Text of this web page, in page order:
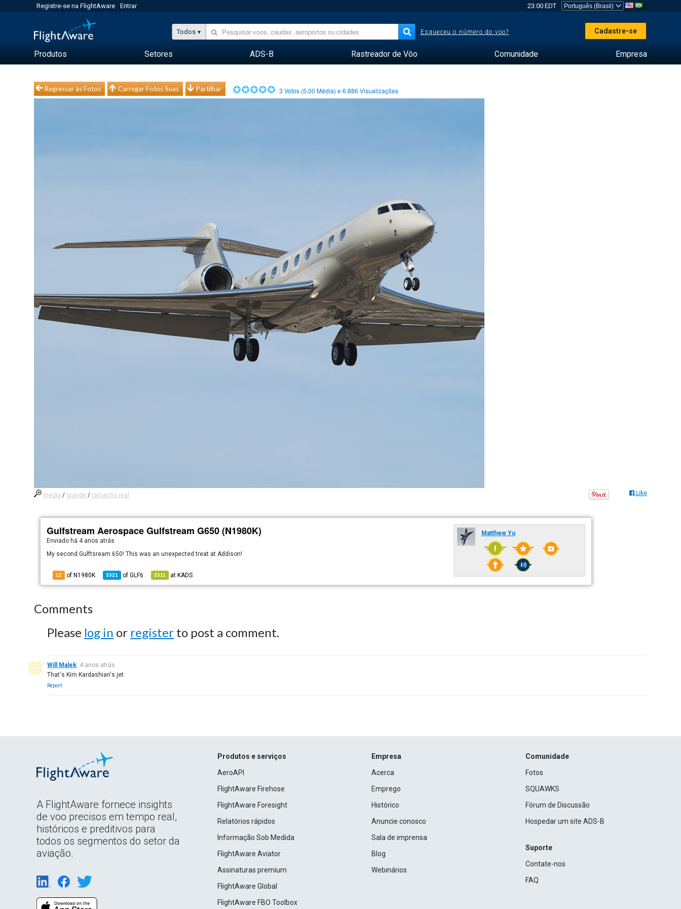
Registre-se na FlightAware Entrar 23:00 EDT
Todos Esqueceu o número do voo? Cadastre-se
Produtos Setores ADS-B Rastreador de Vôo Comunidade Empresa
Regressar às Fotos Carregar Fotos Suas Partilhar 3 Votos (5.00 Média) e6.886 Visualizações
média / grande /tamanho real Like
Gulfstream Aerospace Gulfstream G650 (N1980K)
Enviado há 4 anos atrás
My second Gulftsream 650! This was an unexpected treat at Addison!
12 of N1980K 3321 ofGLF6 2311 at KADS
Matthew Yu
Comments
Please log in or register to post a comment.
Will Malek 4 anos atrás
That's Kim Kardashian's jet
Report
A FlightAware fornece insights
de voo precisos em tempo real,
históricos e preditivos para
todos os segmentos do setor da
aviação.
Produtos e serviços
AeroAPI
FlightAware Firehose
FlightAware Foresight
Relatórios rápidos
Informação Sob Medida
FlightAware Aviator
Assinaturas premium
FlightAware Global
FlightAware FBO Toolbox
Empresa
Acerca
Emprego
Histórico
Anuncie conosco
Sala de imprensa
Blog
Webinários
Comunidade
Fotos
SQUAWKS
Fórum de Discussão
Hospedar um site ADS-B
Suporte
Contate-nos
FAQ